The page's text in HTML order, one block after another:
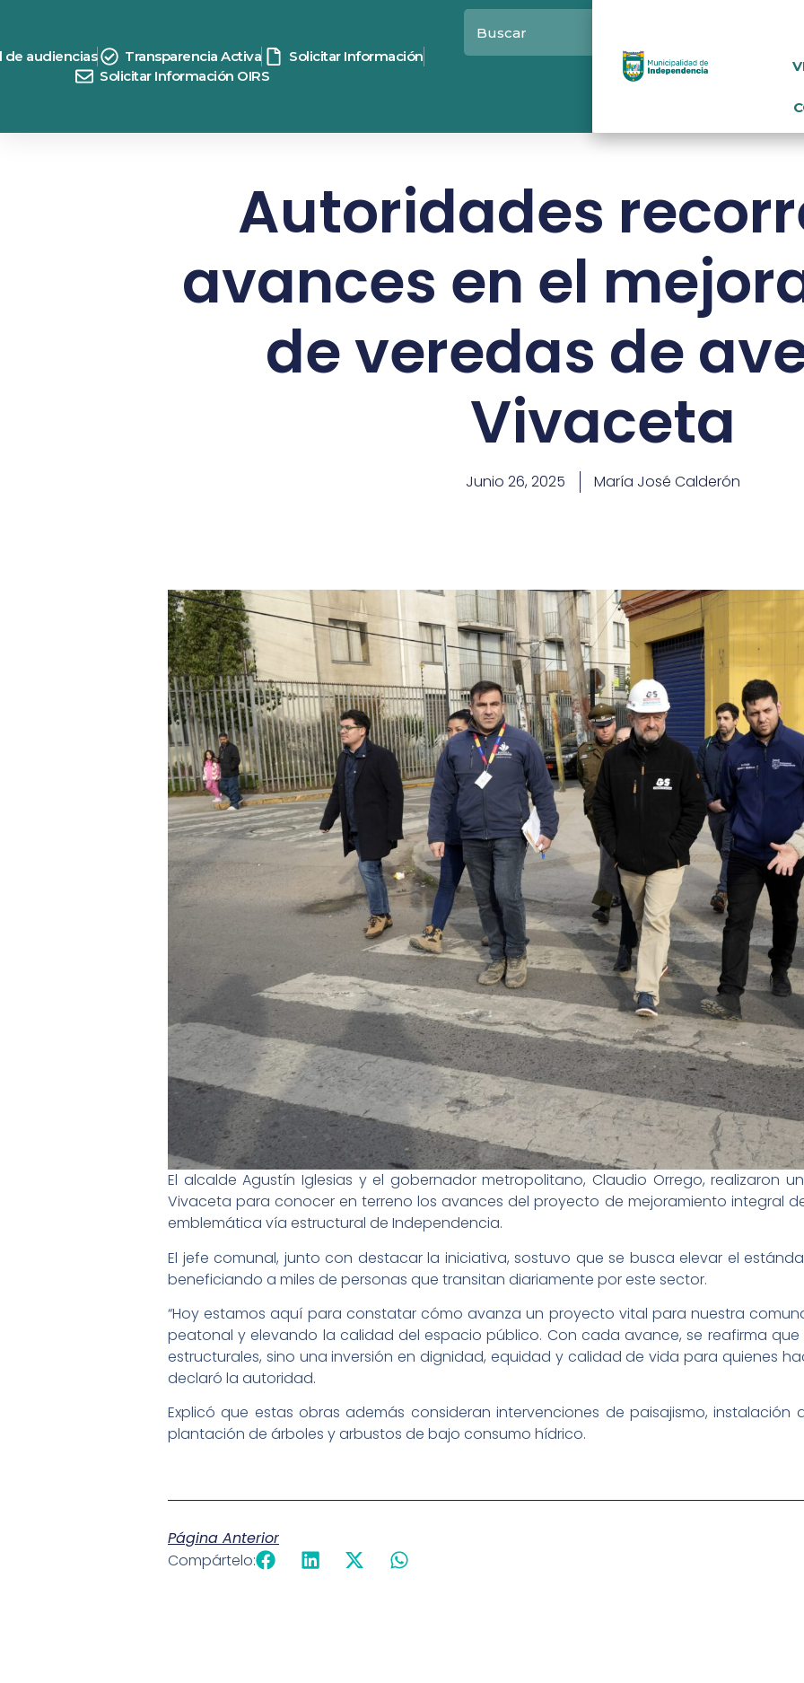
de audiencias Transparencia Activa
Solicitar Información
Solicitar Información OIRS
Autoridades
avances en el
de veredas de
Vivaceta
Junio 26, 2025 María José Calderón
El alcalde Agustín Iglesias y el gobernador metropolitano, Claudio Orrego, realizaron
Vivaceta para conocer en terreno los avances del proyecto de mejoramiento integral
emblemática vía estructural de Independencia.
El jefe comunal, junto con destacar la iniciativa, sostuvo que se busca elevar el
beneficiando a miles de personas que transitan diariamente por este sector.
“Hoy estamos aquí para constatar cómo avanza un proyecto vital para nuestra
peatonal y elevando la calidad del espacio público. Con cada avance, se reafirma
estructurales, sino una inversión en dignidad, equidad y calidad de vida para quienes
declaró la autoridad.
Explicó que estas obras además consideran intervenciones de paisajismo, instalación
plantación de árboles y arbustos de bajo consumo hídrico.
Página Anterior
Compártelo: